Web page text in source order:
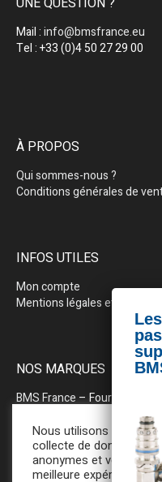
Mail :info@bmsfrance.eu
Tel : +33 (0)4 50 27 29 00
À PROPOS
Qui sommes-nous ?
Conditions générales de
INFOS UTILES
Mon compte
Mentions légales et politique
NOS MARQUES
BMS France – Fournitures
BEWEPLAST– Machines &
PRODOPTIM– Table
Nous utilisons des
collecte de données
anonymes et vous
meilleure expérience de